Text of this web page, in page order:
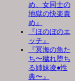
め、女同士の
地獄の快楽責
め』
『ほのぼのエ
ッチ』
『冥海の魚た
ち〜穢れ堕ち
る姉妹凌●性
典〜』